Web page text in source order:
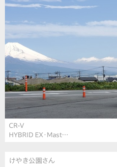
CR-V
HYBRID EX・Mast…
けやき公園さん